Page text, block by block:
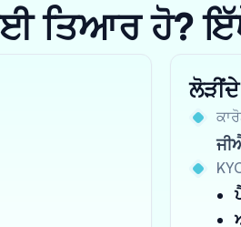
ਤਿਆਰ ਹੋ? ਇੱਥੇ